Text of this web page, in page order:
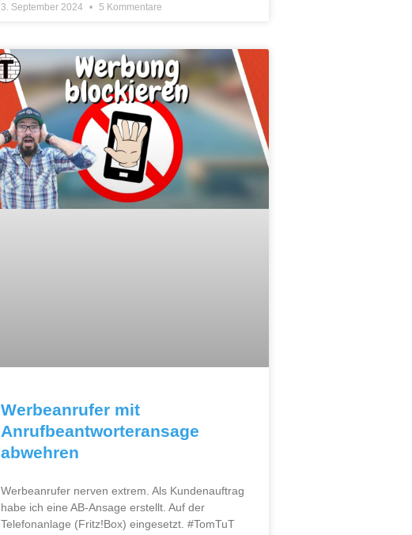
3. September 2024 5 Kommentare
Werbeanrufer mit
Anrufbeantworteransage
abwehren
Werbeanrufer nerven extrem. Als Kundenauftrag
habe ich eine AB-Ansage erstellt. Auf der
Telefonanlage (Fritz!Box) eingesetzt. #TomTuT